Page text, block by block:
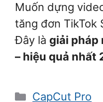
Muốn dựng
tăng đơn TikTok
Đây là giải pháp
– hiệu quả nhất
Danh
CapCut Pro